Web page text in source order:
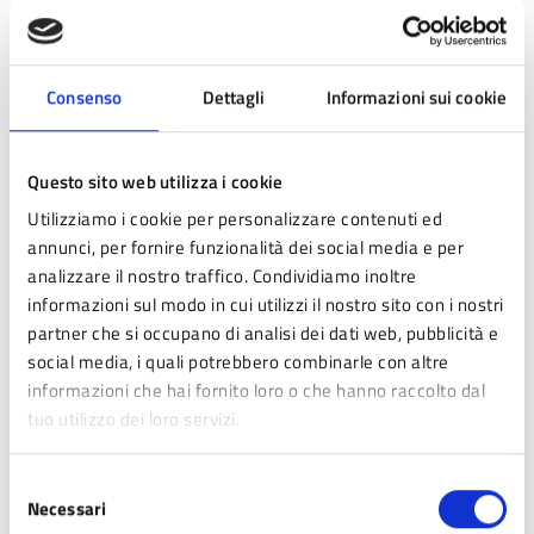
Consenso Dettagli Informazioni sui cookie
Questo sito web utilizza i cookie
Utilizziamo i cookie per personalizzare contenuti ed
annunci, per fornire funzionalità dei social media e per
analizzare il nostro traffico. Condividiamo inoltre
informazioni sul modo in cui utilizzi il nostro sito con i nostri
partner che si occupano di analisi dei dati web, pubblicità e
social media, i quali potrebbero combinarle con altre
informazioni che hai fornito loro o che hanno raccolto dal
tuo utilizzo dei loro servizi.
delNecessari
Documenti
DOCUMENTO
Regolamento per
l’incentivazione della raccolta
differenziata presso la stazione
ecologica attrezzata di Fanano,
con riconoscimento di sconto
sulla fattura tari